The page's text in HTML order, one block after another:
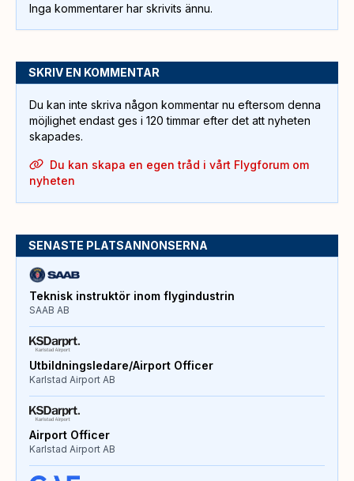
Inga kommentarer har skrivits ännu.
SKRIV EN KOMMENTAR
Du kan inte skriva någon kommentar nu eftersom denna
möjlighet endast ges i 120 timmar efter det att nyheten
skapades.
Du kan skapa en egen tråd i vårt Flygforum om
nyheten
SENASTE PLATSANNONSERNA
Teknisk instruktör inom flygindustrin
SAAB AB
Utbildningsledare/Airport Officer
Karlstad Airport AB
Airport Officer
Karlstad Airport AB